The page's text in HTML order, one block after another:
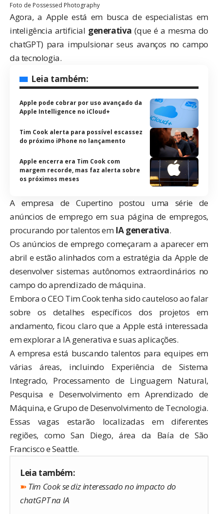
Foto de Possessed Photography
Agora, a Apple está em busca de especialistas em
inteligência artificial generativa (que é a mesma do
chatGPT) para impulsionar seus avanços no campo
da tecnologia.
Leia também:
Apple pode cobrar por uso avançado da
Apple Intelligence no iCloud+
Tim Cook alerta para possível escassez
do próximo iPhone no lançamento
Apple encerra era Tim Cook com
margem recorde, mas faz alerta sobre
os próximos meses
A empresa de Cupertino postou uma série de
anúncios de emprego em sua página de empregos,
procurando por talentos em IA generativa.
Os anúncios de emprego começaram a aparecer em
abril e estão alinhados com a estratégia da Apple de
desenvolver sistemas autônomos extraordinários no
campo do aprendizado de máquina.
Embora o CEO Tim Cook tenha sido cauteloso ao falar
sobre os detalhes específicos dos projetos em
andamento, ficou claro que a Apple está interessada
em explorar a IA generativa e suas aplicações.
A empresa está buscando talentos para equipes em
várias áreas, incluindo Experiência de Sistema
Integrado, Processamento de Linguagem Natural,
Pesquisa e Desenvolvimento em Aprendizado de
Máquina, e Grupo de Desenvolvimento de Tecnologia.
Essas vagas estarão localizadas em diferentes
regiões, como San Diego, área da Baía de São
Francisco e Seattle.
Leia também:
➽ Tim Cook se diz interessado no impacto do
chatGPT na IA